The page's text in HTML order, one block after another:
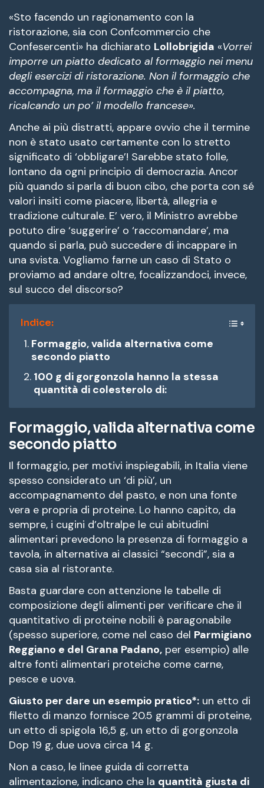
«Sto facendo un ragionamento con la
ristorazione, sia con Confcommercio che
Confesercenti» ha dichiarato Lollobrigida «Vorrei
imporre un piatto dedicato al formaggio nei menu
degli esercizi di ristorazione. Non il formaggio che
accompagna, ma il formaggio che è il piatto,
ricalcando un po’ il modello francese».
Anche ai più distratti, appare ovvio che il termine
non è stato usato certamente con lo stretto
significato di ‘obbligare’! Sarebbe stato folle,
lontano da ogni principio di democrazia. Ancor
più quando si parla di buon cibo, che porta con sé
valori insiti come piacere, libertà, allegria e
tradizione culturale. E’ vero, il Ministro avrebbe
potuto dire ‘suggerire’ o ‘raccomandare’, ma
quando si parla, può succedere di incappare in
una svista. Vogliamo farne un caso di Stato o
proviamo ad andare oltre, focalizzandoci, invece,
sul succo del discorso?
Indice:
Formaggio, valida alternativa come
secondo piatto
100 g di gorgonzola hanno la stessa
quantità di colesterolo di:
Formaggio, valida alternativa come
secondo piatto
Il formaggio, per motivi inspiegabili, in Italia viene
spesso considerato un ‘di più’, un
accompagnamento del pasto, e non una fonte
vera e propria di proteine. Lo hanno capito, da
sempre, i cugini d’oltralpe le cui abitudini
alimentari prevedono la presenza di formaggio a
tavola, in alternativa ai classici “secondi”, sia a
casa sia al ristorante.
Basta guardare con attenzione le tabelle di
composizione degli alimenti per verificare che il
quantitativo di proteine nobili è paragonabile
(spesso superiore, come nel caso del Parmigiano
Reggiano e del Grana Padano, per esempio) alle
altre fonti alimentari proteiche come carne,
pesce e uova.
Giusto per dare un esempio pratico*: un etto di
filetto di manzo fornisce 20.5 grammi di proteine,
un etto di spigola 16,5 g, un etto di gorgonzola
Dop 19 g, due uova circa 14 g.
Non a caso, le linee guida di corretta
alimentazione, indicano che la quantità giusta di